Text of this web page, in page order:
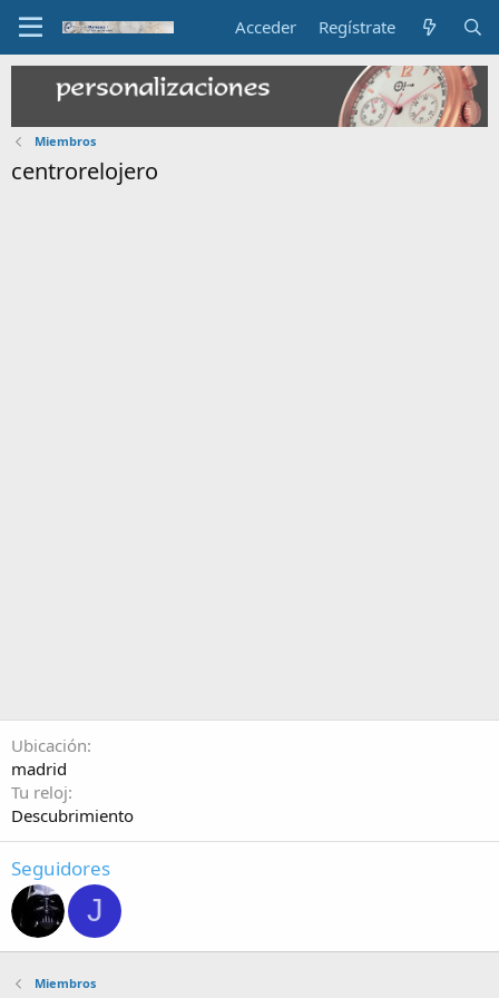
Acceder Regístrate
Miembros
centrorelojero
Ubicación
madrid
Tu reloj
Descubrimiento
Seguidores
J
Miembros